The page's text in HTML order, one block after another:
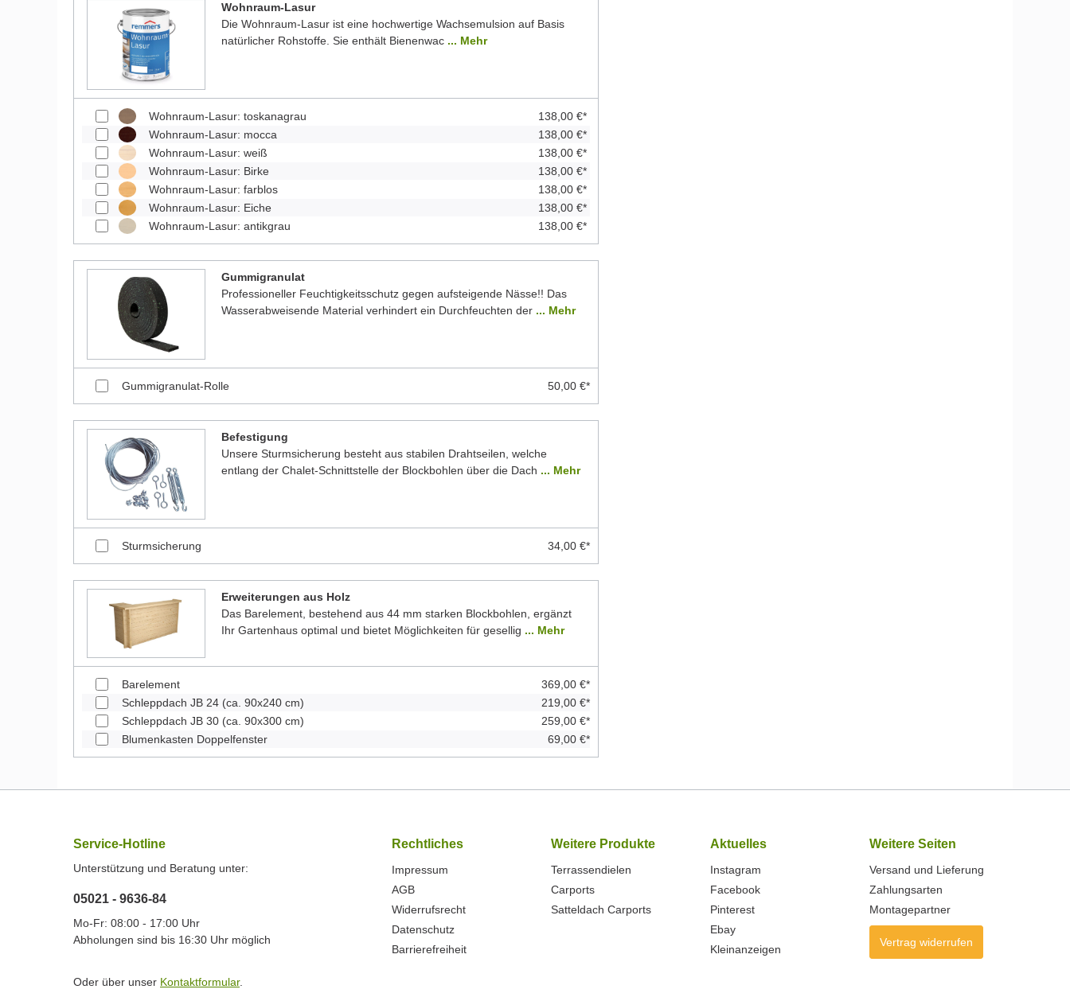
Wohnraum-Lasur
Die Wohnraum-Lasur ist eine hochwertige Wachsemulsion auf Basis
natürlicher Rohstoffe. Sie enthält Bienenwac ... Mehr
Wohnraum-Lasur: toskanagrau
138,00 €*
Wohnraum-Lasur: mocca
138,00 €*
Wohnraum-Lasur: weiß
138,00 €*
Wohnraum-Lasur: Birke
138,00 €*
Wohnraum-Lasur: farblos
138,00 €*
Wohnraum-Lasur: Eiche
138,00 €*
Wohnraum-Lasur: antikgrau
138,00 €*
Gummigranulat
Professioneller Feuchtigkeitsschutz gegen aufsteigende Nässe!! Das
Wasserabweisende Material verhindert ein Durchfeuchten der ... Mehr
Gummigranulat-Rolle 50,00 €*
Befestigung
Unsere Sturmsicherung besteht aus stabilen Drahtseilen, welche
entlang der Chalet-Schnittstelle der Blockbohlen über die Dach ... Mehr
Sturmsicherung 34,00 €*
Erweiterungen aus Holz
Das Barelement, bestehend aus 44 mm starken Blockbohlen, ergänzt
Ihr Gartenhaus optimal und bietet Möglichkeiten für gesellig ... Mehr
Barelement
369,00 €*
Schleppdach JB 24 (ca. 90x240 cm)
219,00 €*
Schleppdach JB 30 (ca. 90x300 cm)
259,00 €*
Blumenkasten Doppelfenster
69,00 €*
Service-Hotline
Unterstützung und Beratung unter:
05021 - 9636-84
Mo-Fr: 08:00 - 17:00 Uhr
Abholungen sind bis 16:30 Uhr möglich
Oder über unser Kontaktformular.
Rechtliches
Impressum
AGB
Widerrufsrecht
Datenschutz
Barrierefreiheit
Weitere Produkte
Terrassendielen
Carports
Satteldach Carports
Aktuelles
Instagram
Facebook
Pinterest
Ebay
Kleinanzeigen
Weitere Seiten
Versand und Lieferung
Zahlungsarten
Montagepartner
Vertrag widerrufen